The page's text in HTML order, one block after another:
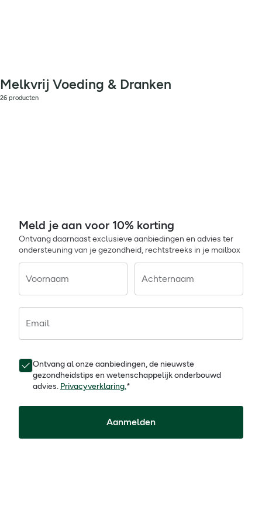
Melkvrij Voeding & Dranken
26 producten
Meld je aan voor 10% korting
Ontvang daarnaast exclusieve aanbiedingen en advies ter
ondersteuning van je gezondheid, rechtstreeks in je mailbox
Voornaam Achternaam
Email
Ontvang al onze aanbiedingen, de nieuwste
gezondheidstips en wetenschappelijk onderbouwd
advies. Privacyverklaring.*
Aanmelden